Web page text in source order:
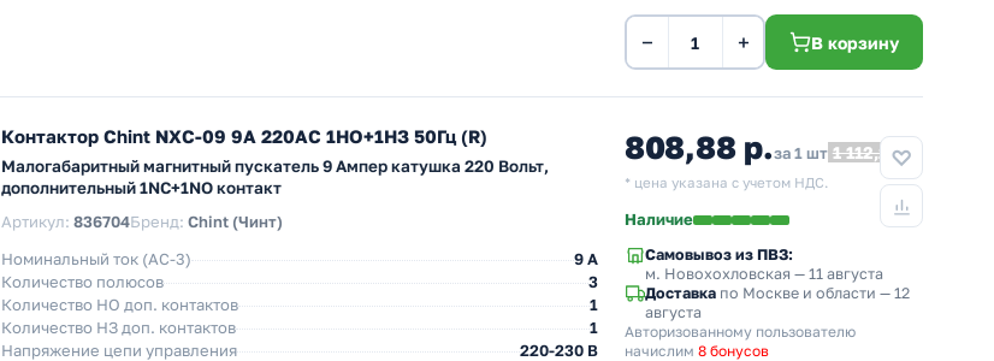
− + В корзину
Контактор Chint NXC-09 9А 220АС 1НО+1НЗ 50Гц (R)
Малогабаритный магнитный пускатель 9 Ампер катушка 220 Вольт,
дополнительный 1NC+1NO контакт
Артикул: 836704Бренд: Chint (Чинт)
Номинальный ток (АС-3)
9 A
Количество полюсов
3
Количество НO доп. контактов
1
Количество НЗ доп. контактов
1
Напряжение цепи управления
220-230 В
808,88 р.за 1 шт 1 112,21
* цена указана с учетом НДС.
Наличие
Самовывоз из ПВЗ:
м. Новохохловская — 11 августа
Доставка по Москве и области — 12
августа
Авторизованному пользователю
начислим 8 бонусов